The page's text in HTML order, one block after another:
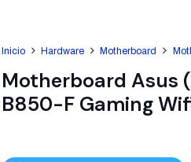
Inicio Hardware Motherboard
Motherboard Asus
B850-F Gaming